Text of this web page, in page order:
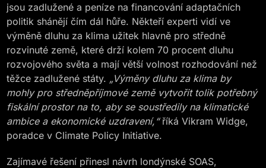
jsou zadlužené a peníze na financování adaptačních
politik shánějí čím dál hůře. Někteří experti vidí ve
výměně dluhu za klima užitek hlavně pro středně
rozvinuté země, které drží kolem 70 procent dluhu
rozvojového světa a mají větší volnost rozhodování než
těžce zadlužené státy. „Výměny dluhu za klima by
mohly pro středněpříjmové země vytvořit tolik potřebný
fiskální prostor na to, aby se soustředily na klimatické
ambice a ekonomické uzdravení,“říká Vikram Widge,
poradce v Climate Policy Initiative.
Zajímavé řešení přinesl návrh londýnské SOAS,